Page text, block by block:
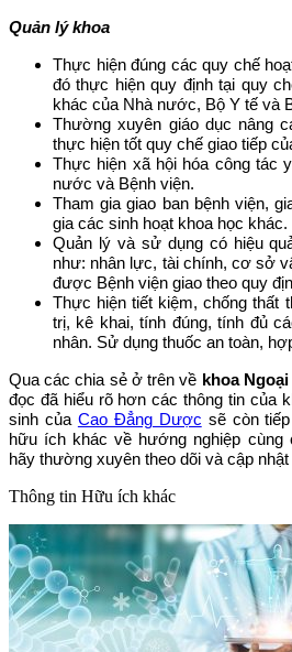
Quản lý khoa
Thực hiện đúng các quy chế
đó thực hiện quy định tại quy
khác của Nhà nước, Bộ Y tế và
Thường xuyên giáo dục nâng
thực hiện tốt quy chế giao tiếp
Thực hiện xã hội hóa công tác
nước và Bệnh viện.
Tham gia giao ban bệnh viện,
gia các sinh hoạt khoa học khác.
Quản lý và sử dụng có hiệu
như: nhân lực, tài chính, cơ sở
được Bệnh viện giao theo quy
Thực hiện tiết kiệm, chống thất
trị, kê khai, tính đúng, tính đủ
nhân. Sử dụng thuốc an toàn,
Qua các chia sẻ ở trên về khoa
đọc đã hiểu rõ hơn các thông tin của
sinh của Cao Đẳng Dược sẽ còn
hữu ích khác về hướng nghiệp cùng
hãy thường xuyên theo dõi và cập
Thông tin Hữu ích khác